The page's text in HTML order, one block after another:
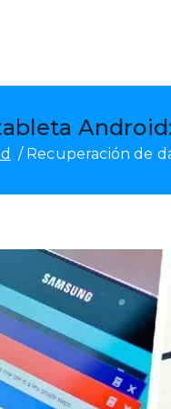
Recuperación de